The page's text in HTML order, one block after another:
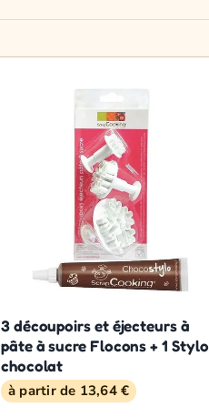
3 découpoirs et éjecteurs à
pâte à sucre Flocons + 1 Stylo
chocolat
à partir de 13,64 €